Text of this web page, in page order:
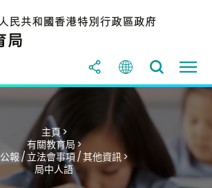
主頁 >
有關教育局 >
報 / 立法會事項 / 其他資訊 >
局中人語